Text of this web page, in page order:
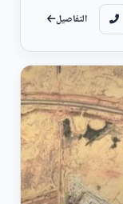
التفاصيل